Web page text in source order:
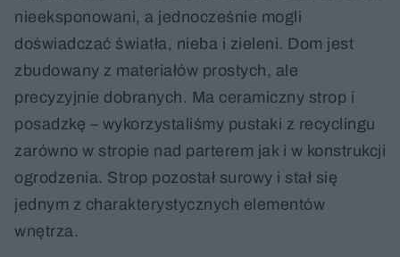
nieeksponowani, a jednocześnie mogli
doświadczać światła, nieba i zieleni. Dom jest
zbudowany z materiałów prostych, ale
precyzyjnie dobranych. Ma ceramiczny strop i
posadzkę – wykorzystaliśmy pustaki z recyclingu
zarówno w stropie nad parterem jak i w konstrukcji
ogrodzenia. Strop pozostał surowy i stał się
jednym z charakterystycznych elementów
wnętrza.